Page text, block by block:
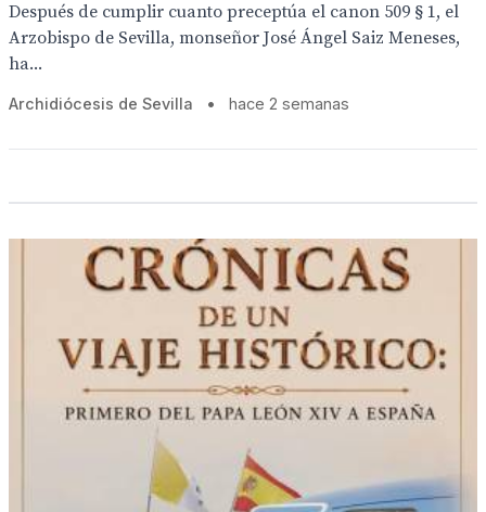
Después de cumplir cuanto preceptúa el canon 509 § 1, el
Arzobispo de Sevilla, monseñor José Ángel Saiz Meneses,
ha...
Archidiócesis de Sevilla • hace 2 semanas